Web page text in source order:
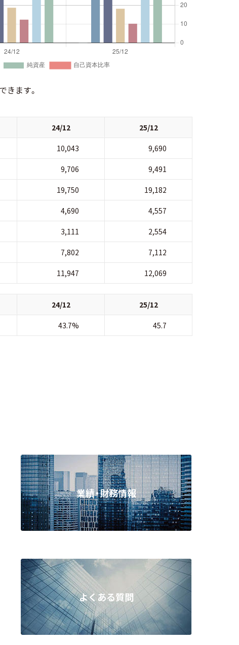
きます。
24/12 25/12
10,043 9,690
9,706 9,491
19,750 19,182
4,690 4,557
3,111 2,554
7,802 7,112
11,947 12,069
24/12 25/12
43.7% 45.7
業績・財務情報
よくある質問